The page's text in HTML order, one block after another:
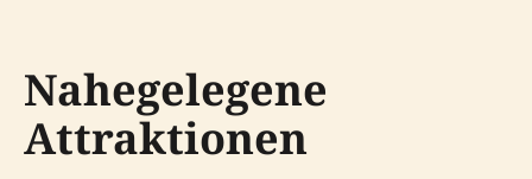
Nahegelegene
Attraktionen